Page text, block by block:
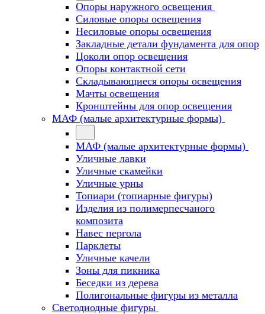
Опоры наружного освещения
Силовые опоры освещения
Несиловые опоры освещения
Закладные детали фундамента для опор
Цоколи опор освещения
Опоры контактной сети
Cкладывающиеся опоры освещения
Мачты освещения
Кронштейны для опор освещения
МАФ (малые архитектурные формы)
МАФ (малые архитектурные формы)
Уличные лавки
Уличные скамейки
Уличные урны
Топиари (топиарные фигуры)
Изделия из полимерпесчаного
композита
Навес пергола
Парклеты
Уличные качели
Зоны для пикника
Беседки из дерева
Полигональные фигуры из металла
Светодиодные фигуры